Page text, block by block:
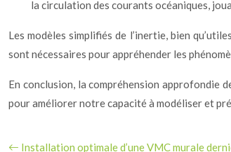
la circulation des courants océaniques,
Les modèles simplifiés de l’inertie, bien
sont nécessaires pour appréhender les
En conclusion, la compréhension approfondie
pour améliorer notre capacité à modéliser et
Installation optimale d’une VMC murale